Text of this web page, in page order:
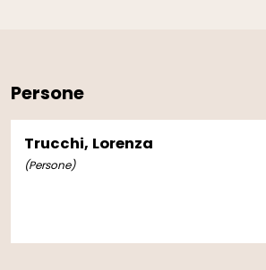
Persone
Trucchi, Lorenza
(Persone)